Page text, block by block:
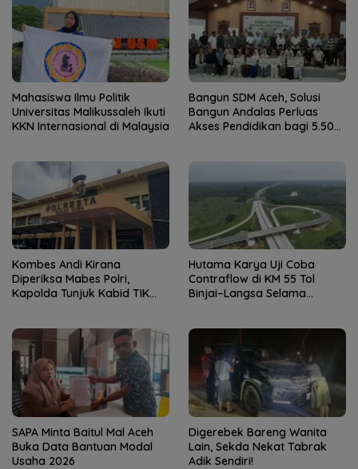
Mahasiswa Ilmu Politik
Universitas Malikussaleh Ikuti
KKN Internasional di Malaysia
Bangun SDM Aceh, Solusi
Bangun Andalas Perluas
Akses Pendidikan bagi 5.500
Kombes Andi Kirana
Diperiksa Mabes Polri,
Kapolda Tunjuk Kabid TIK
Hutama Karya Uji Coba
Contraflow di KM 55 Tol
Binjai–Langsa Selama
SAPA Minta Baitul Mal Aceh
Buka Data Bantuan Modal
Usaha 2026
Digerebek Bareng Wanita
Lain, Sekda Nekat Tabrak
Adik Sendiri!